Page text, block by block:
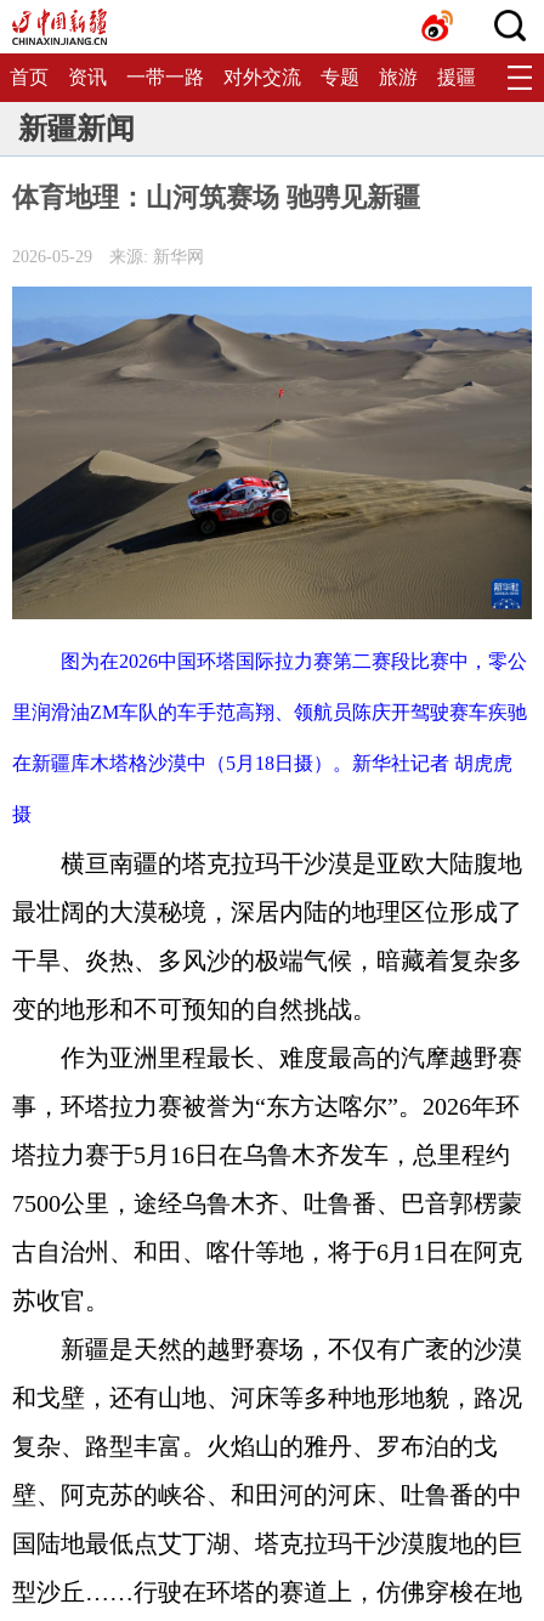
首页 资讯 一带一路 对外交流 专题 旅游 援疆 生态
新疆新闻
体育地理：山河筑赛场 驰骋见新疆
2026-05-29 来源: 新华网
图为在2026中国环塔国际拉力赛第二赛段比赛中，零公
里润滑油ZM车队的车手范高翔、领航员陈庆开驾驶赛车疾驰
在新疆库木塔格沙漠中（5月18日摄）。新华社记者 胡虎虎
摄
横亘南疆的塔克拉玛干沙漠是亚欧大陆腹地
最壮阔的大漠秘境，深居内陆的地理区位形成了
干旱、炎热、多风沙的极端气候，暗藏着复杂多
变的地形和不可预知的自然挑战。
作为亚洲里程最长、难度最高的汽摩越野赛
事，环塔拉力赛被誉为“东方达喀尔”。2026年环
塔拉力赛于5月16日在乌鲁木齐发车，总里程约
7500公里，途经乌鲁木齐、吐鲁番、巴音郭楞蒙
古自治州、和田、喀什等地，将于6月1日在阿克
苏收官。
新疆是天然的越野赛场，不仅有广袤的沙漠
和戈壁，还有山地、河床等多种地形地貌，路况
复杂、路型丰富。火焰山的雅丹、罗布泊的戈
壁、阿克苏的峡谷、和田河的河床、吐鲁番的中
国陆地最低点艾丁湖、塔克拉玛干沙漠腹地的巨
型沙丘……行驶在环塔的赛道上，仿佛穿梭在地